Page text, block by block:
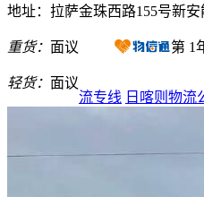
地址：拉萨金珠西路155号新安
重货： 面议
轻货： 面议
第 1
流专线 日喀则物流